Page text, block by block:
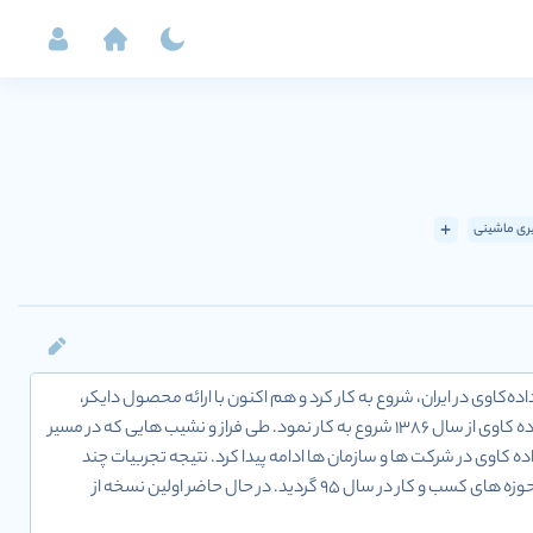
ماشینی
با رویکرد داده کاوی و علوم داده است. در سال ۸۶ با هدف معرفی داده‌کاوی در ایران، شروع به کار کرد و هم اکنون با ارائه محصول دایکر،
نگاهی به بازارهای جهانی دارد.هسته اولیه «گروه داده کاوی دایکه» به عنوان یکی از اولین گروه های تخصصی داده کاوی از سال 1386 شروع به کار نمود. طی فراز و نشیب هایی که در مسیر
های داده کاوی در شرکت ها و سازمان ها ادامه پیدا کرد. نتیجه تجربیات چند
ساله این گروه منجر به شروع تحقیق و توسعه بر پروژه “پلتفرم اختصاصی داده کاوی و یادگیری ماشین” با تمرکز بر حوزه های کسب و کار در سال 95 گردید. در حال حاضر اولین نسخه از